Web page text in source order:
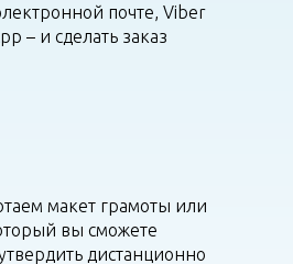
почте, Viber
– и сделать заказ
макет грамоты или
вы сможете
дистанционно